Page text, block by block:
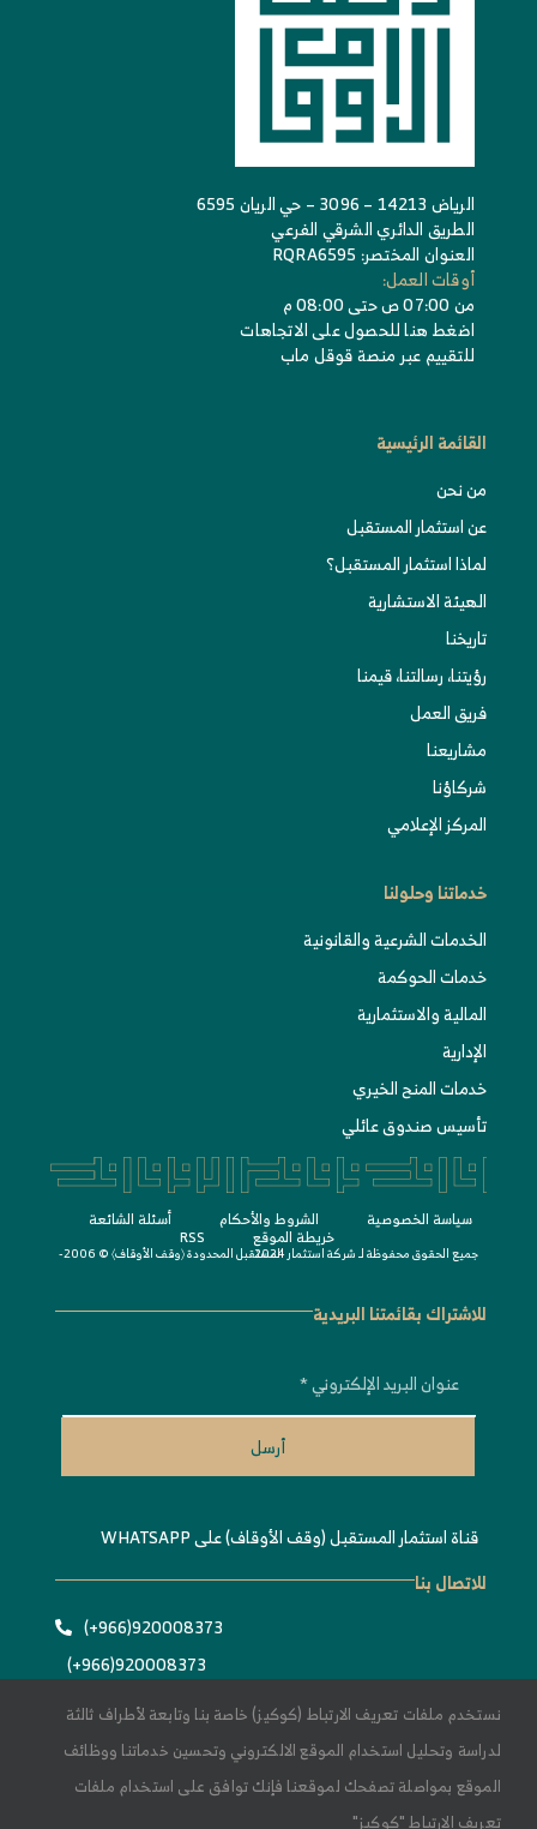
الرياض 14213 – 3096 – حي الريان 6595
الطريق الدائري الشرقي الفرعي
العنوان المختصر: RQRA6595
أوقات العمل:
من 07:00 ص حتى 08:00 م
اضغط هنا للحصول على الاتجاهات
للتقييم عبر منصة قوقل ماب
القائمة الرئيسية
من نحن
عن استثمار المستقبل
لماذا استثمار المستقبل؟
الهيئة الاستشارية
تاريخنا
رؤيتنا، رسالتنا، قيمنا
فريق العمل
مشاريعنا
شركاؤنا
المركز الإعلامي
خدماتنا وحلولنا
الخدمات الشرعية والقانونية
خدمات الحوكمة
المالية والاستثمارية
الإدارية
خدمات المنح الخيري
تأسيس صندوق عائلي
للاشتراك بقائمتنا البريدية
أرسل
قناة استثمار المستقبل (وقف الأوقاف) على WHATSAPP
للاتصال بنا
920008373(966+)
920008373(966+)
Info@estithmar.org.sa
سياسة الخصوصية الشروط واﻷحكام أسئلة الشائعة
خريطة الموقع RSS
جميع الحقوق محفوظة لـشركة استثمار المستقبل المحدودة 〈وقف الأوقاف〉 © 2006-2024
نستخدم ملفات تعريف الارتباط (كوكيز) خاصة بنا وتابعة لأطراف ثالثة
لدراسة وتحليل استخدام الموقع الالكتروني وتحسين خدماتنا ووظائف
الموقع بمواصلة تصفحك لموقعنا فإنك توافق على استخدام ملفات
تعريف الارتباط "كوكيز"